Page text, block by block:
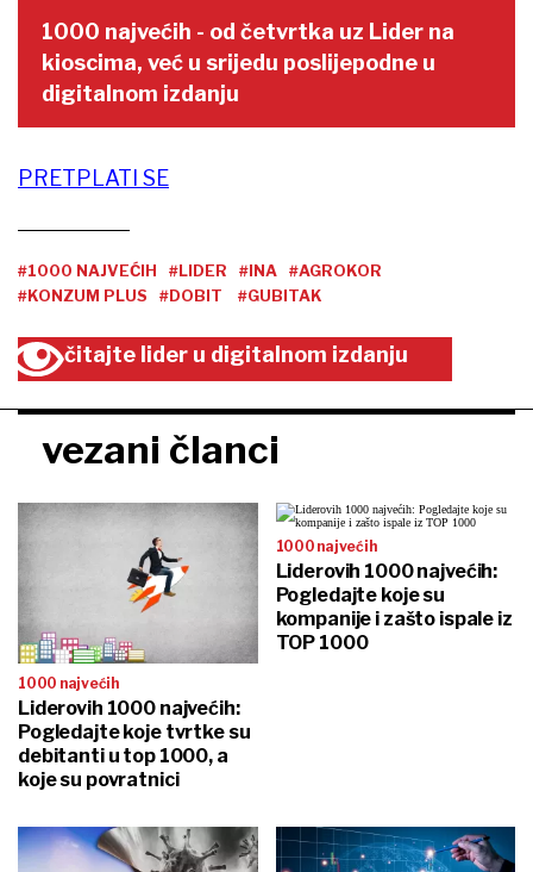
1000 najvećih - od četvrtka uz Lider na
kioscima, već u srijedu poslijepodne u
digitalnom izdanju
PRETPLATI SE
#1000 NAJVEĆIH #LIDER #INA
#AGROKOR
#KONZUM PLUS
#DOBIT #GUBITAK
čitajte lider u digitalnom izdanju
vezani članci
1000 najvećih
Liderovih 1000 najvećih:
Pogledajte koje tvrtke su
debitanti u top 1000, a
koje su povratnici
1000 najvećih
Liderovih 1000 najvećih:
Pogledajte koje su
kompanije i zašto ispale iz
TOP 1000